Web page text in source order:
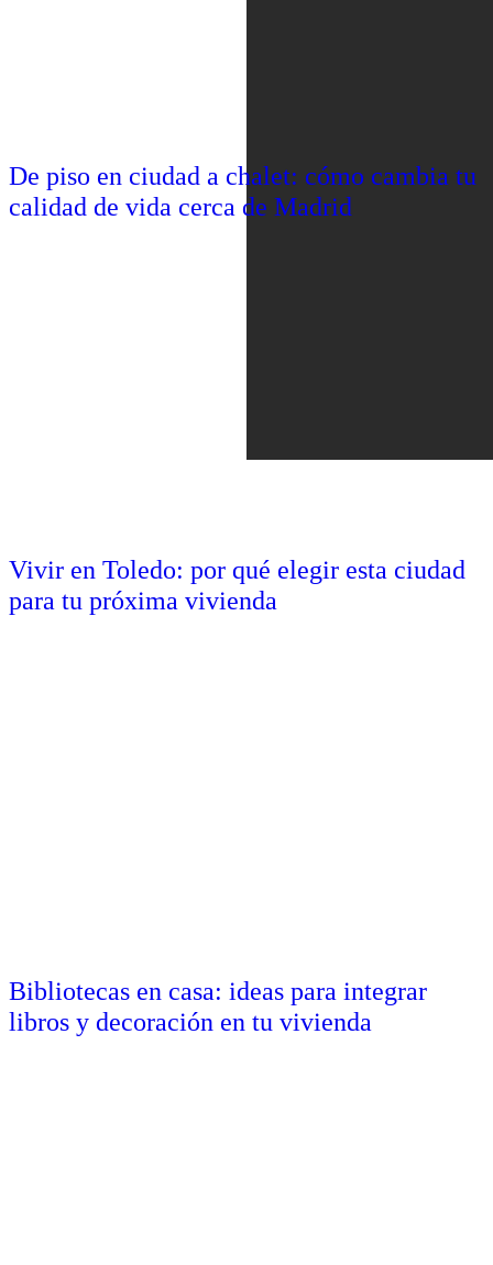
De piso en ciudad a chalet: cómo cambia tu
calidad de vida cerca de Madrid
Vivir en Toledo: por qué elegir esta ciudad
para tu próxima vivienda
Bibliotecas en casa: ideas para integrar
libros y decoración en tu vivienda